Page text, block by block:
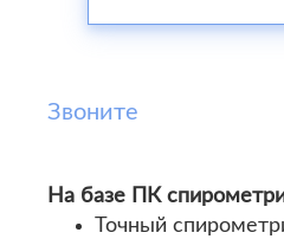
Звоните
На базе ПК
Точный